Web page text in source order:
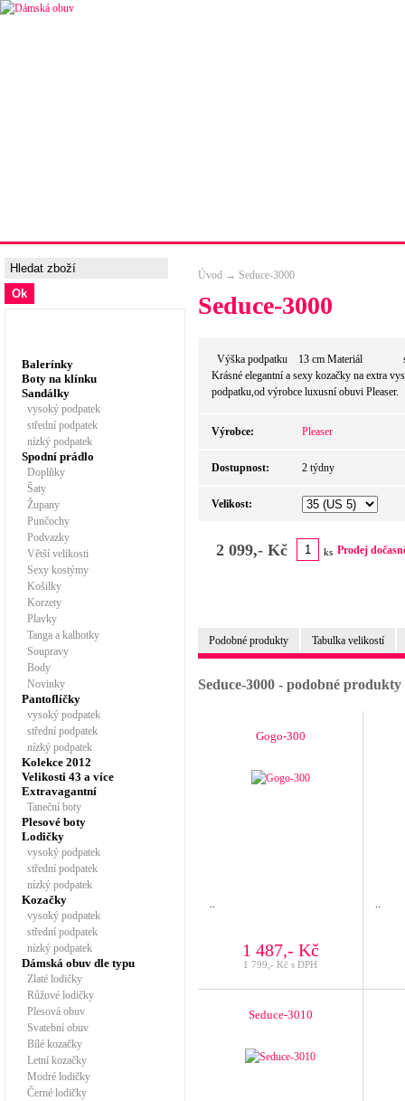
Balerínky
Boty na klínku
Sandálky
vysoký podpatek
střední podpatek
nízký podpatek
Spodní prádlo
Doplňky
Šaty
Župany
Punčochy
Podvazky
Větší velikosti
Sexy kostýmy
Košilky
Korzety
Plavky
Tanga a kalhotky
Soupravy
Body
Novinky
Pantoflíčky
vysoký podpatek
střední podpatek
nízký podpatek
Kolekce 2012
Velikosti 43 a více
Extravagantní
Taneční boty
Plesové boty
Lodičky
vysoký podpatek
střední podpatek
nízký podpatek
Kozačky
vysoký podpatek
střední podpatek
nízký podpatek
Dámská obuv dle typu
Zlaté lodičky
Růžové lodičky
Plesová obuv
Svatební obuv
Bílé kozačky
Letní kozačky
Modré lodičky
Černé lodičky
Úvod → Seduce-3000
Seduce-3000
Výška podpatku 13 cm Materiál
Krásné elegantní a sexy kozačky na extra
podpatku,od výrobce luxusní obuvi Pleaser.
Výrobce: Pleaser
Dostupnost: 2 týdny
Velikost:
2 099,- Kč ks Prodej
Podobné produkty Tabulka velikostí
Seduce-3000 - podobné produkty
Gogo-300
1 487,- Kč
1 799,- Kč s DPH
Seduce-3010